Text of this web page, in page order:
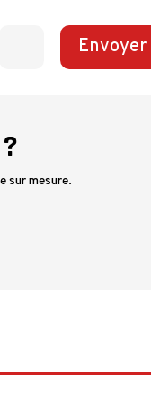
sur mesure.